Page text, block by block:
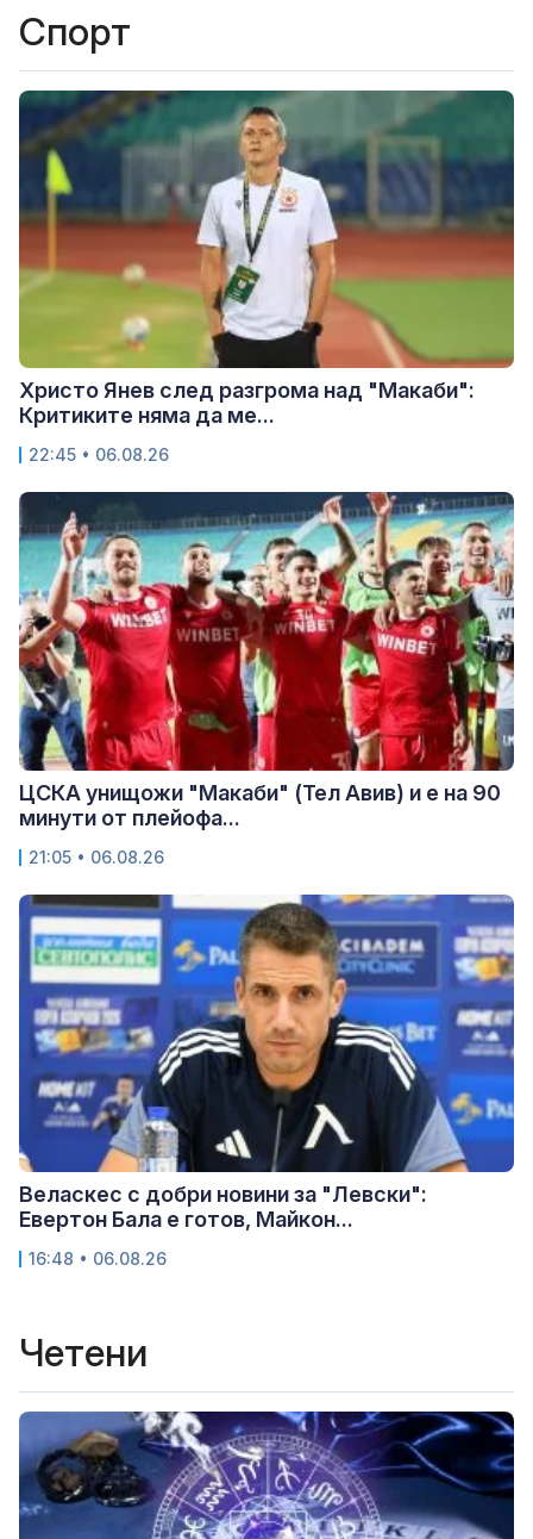
Спорт
Христо Янев след разгрома над "Макаби":
Критиките няма да ме...
22:45 • 06.08.26
ЦСКА унищожи "Макаби" (Тел Авив) и е на 90
минути от плейофа...
21:05 • 06.08.26
Веласкес с добри новини за "Левски":
Евертон Бала е готов, Майкон...
16:48 • 06.08.26
Четени